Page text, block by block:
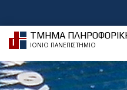
ΤΜΗΜΑ
ΙΟΝΙΟ ΠΑΝΕΠΙΣΤΗΜΙΟ